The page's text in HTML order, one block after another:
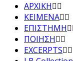
ΑΡΧΙΚΗ
ΚΕΙΜΕΝΑ
ΕΠΙΣΤΗΜΗ
ΠΟΙΗΣΗ
EXCERPTS